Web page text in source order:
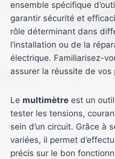
ensemble spécifique
garantir sécurité et
rôle déterminant dans
l’installation ou de la
électrique. Familiarisez-
assurer la réussite de vos
Le multimètreest un
tester les tensions,
sein d’un circuit. Grâce à
variées, il permet
précis sur le bon